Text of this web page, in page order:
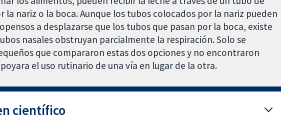
la nariz o la boca. Aunque los tubos colocados por la nariz pueden
a desplazarse que los tubos que pasan por la boca, existe
nasales obstruyan parcialmente la respiración. Solo se
que compararon estas dos opciones y no encontraron
el uso rutinario de una vía en lugar de la otra.
científico